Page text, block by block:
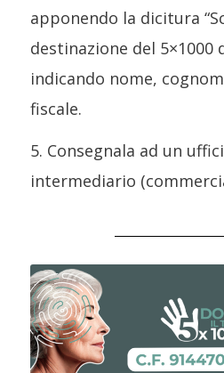
apponendo la dicitura
destinazione del 5×1000
indicando nome,
fiscale.
5. Consegnala ad un
intermediario